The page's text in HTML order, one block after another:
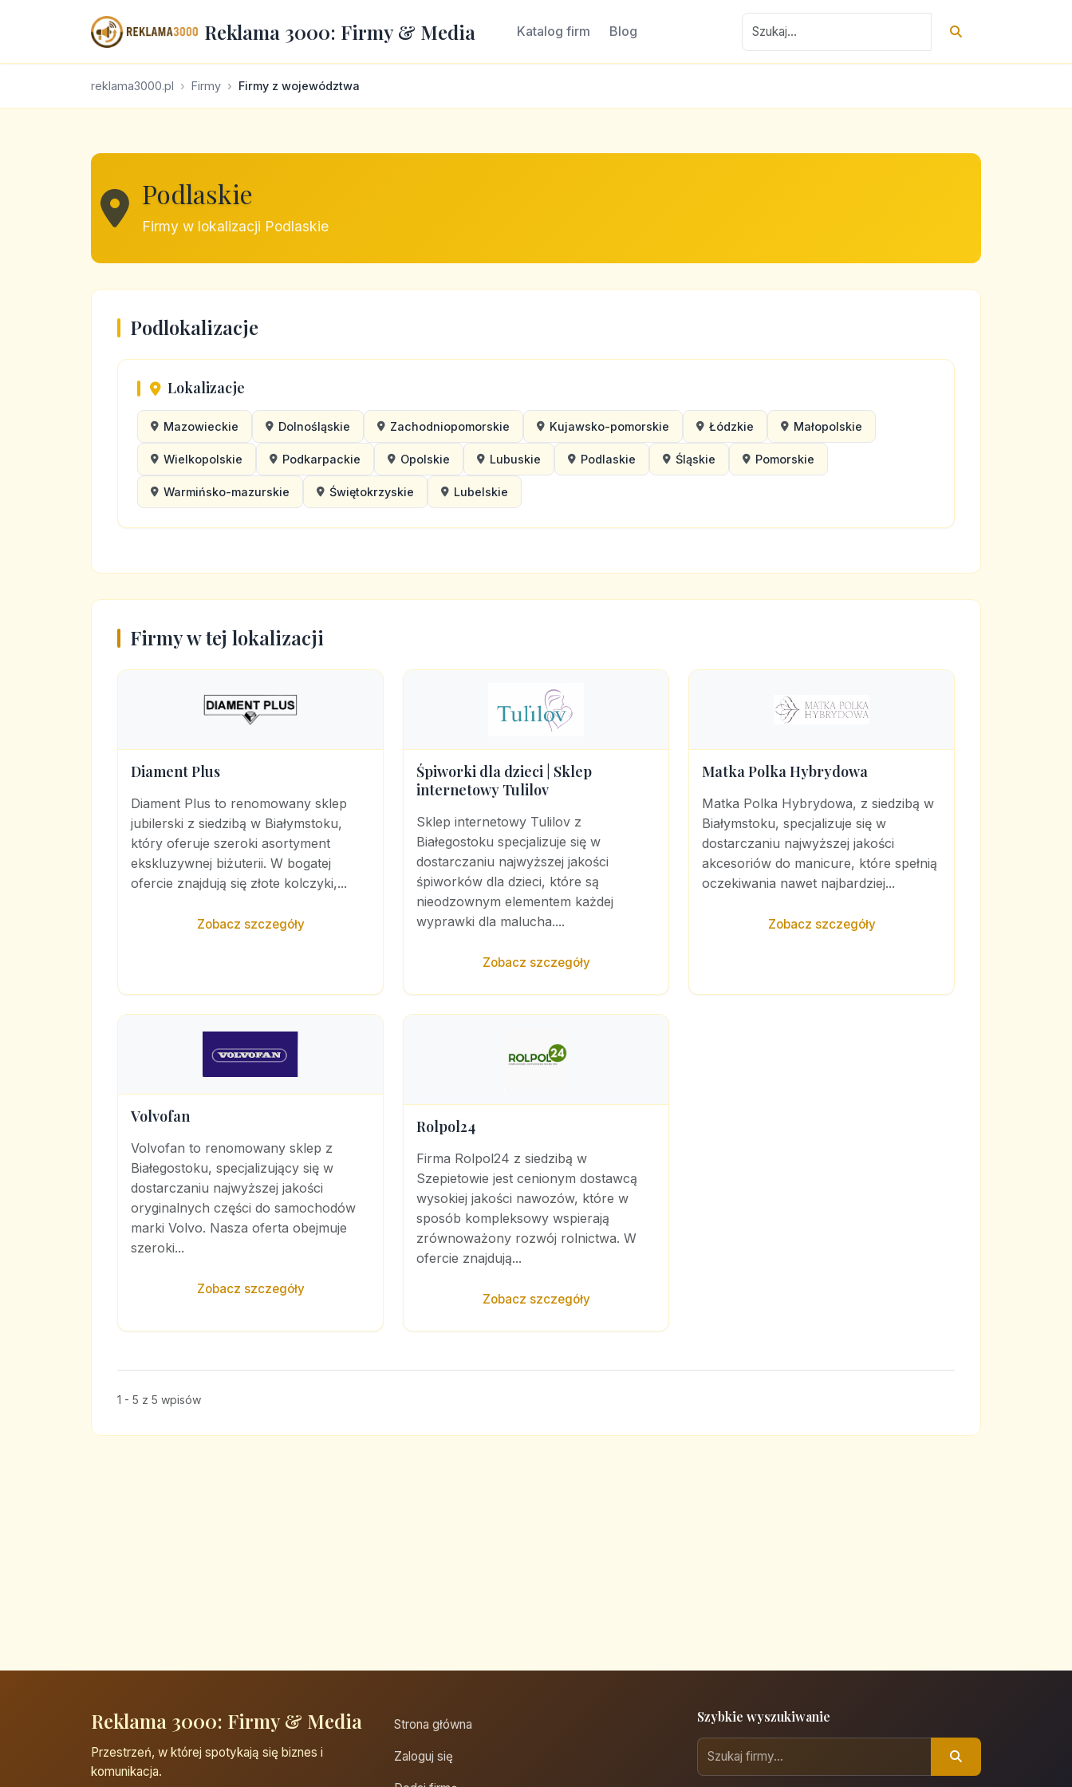
Reklama 3000: Firmy & Media Katalog firm Blog
reklama3000.pl Firmy Firmy z województwa
Podlaskie
Firmy w lokalizacji Podlaskie
Podlokalizacje
Lokalizacje
Mazowieckie Dolnośląskie Zachodniopomorskie Kujawsko-pomorskie Łódzkie Małopolskie
Wielkopolskie Podkarpackie Opolskie Lubuskie Podlaskie Śląskie Pomorskie
Warmińsko-mazurskie Świętokrzyskie Lubelskie
Firmy w tej lokalizacji
Diament Plus
Diament Plus to renomowany sklep
jubilerski z siedzibą w Białymstoku,
który oferuje szeroki asortyment
ekskluzywnej biżuterii. W bogatej
ofercie znajdują się złote kolczyki,...
Zobacz szczegóły
Śpiworki dla dzieci | Sklep
internetowy Tulilov
Sklep internetowy Tulilov z
Białegostoku specjalizuje się w
dostarczaniu najwyższej jakości
śpiworków dla dzieci, które są
nieodzownym elementem każdej
wyprawki dla malucha....
Zobacz szczegóły
Matka Polka Hybrydowa
Matka Polka Hybrydowa, z siedzibą w
Białymstoku, specjalizuje się w
dostarczaniu najwyższej jakości
akcesoriów do manicure, które spełnią
oczekiwania nawet najbardziej...
Zobacz szczegóły
Volvofan
Volvofan to renomowany sklep z
Białegostoku, specjalizujący się w
dostarczaniu najwyższej jakości
oryginalnych części do samochodów
marki Volvo. Nasza oferta obejmuje
szeroki...
Zobacz szczegóły
Rolpol24
Firma Rolpol24 z siedzibą w
Szepietowie jest cenionym dostawcą
wysokiej jakości nawozów, które w
sposób kompleksowy wspierają
zrównoważony rozwój rolnictwa. W
ofercie znajdują...
Zobacz szczegóły
1 - 5 z 5 wpisów
Reklama 3000: Firmy & Media
Przestrzeń, w której spotykają się biznes i
komunikacja.
Strona główna
Zaloguj się
Szybkie wyszukiwanie